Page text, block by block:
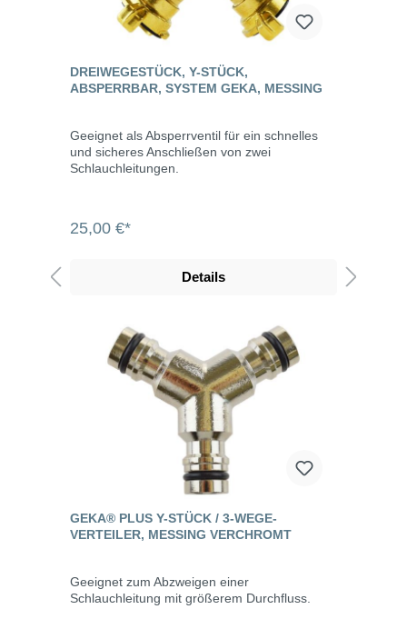
DREIWEGESTÜCK, Y-STÜCK,
ABSPERRBAR, SYSTEM GEKA, MESSING
Geeignet als Absperrventil für ein schnelles
und sicheres Anschließen von zwei
Schlauchleitungen.
25,00 €*
Details
GEKA® PLUS Y-STÜCK / 3-WEGE-
VERTEILER, MESSING VERCHROMT
Geeignet zum Abzweigen einer
Schlauchleitung mit größerem Durchfluss.